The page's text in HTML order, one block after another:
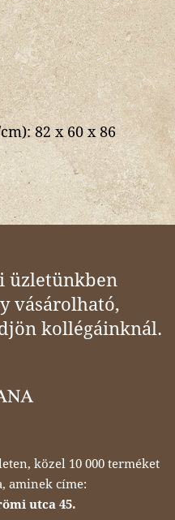
cm):82 x 60 x 86
üzletünkben
vásárolható,
kollégáinknál.
közel 10 000 terméket
aminek címe:
utca 45.